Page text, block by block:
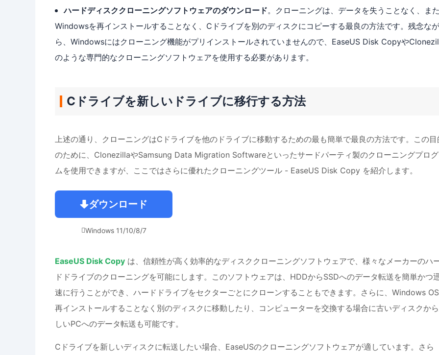
ハードディスククローニングソフトウェアのダウンロード。クローニングは、データを失うことなく、また
Windowsを再インストールすることなく、Cドライブを別のディスクにコピーする最良の方法です。残念なが
ら、Windowsにはクローニング機能がプリインストールされていませんので、EaseUS Disk Copyや
のような専門的なクローニングソフトウェアを使用する必要があります。
Cドライブを新しいドライブに移行する方法
上述の通り、クローニングはCドライブを他のドライブに移動するための最も簡単で最良の方法です。この目
のために、ClonezillaやSamsung Data Migration Softwareといったサードパーティ製のクローニングプログ
ムを使用できますが、ここではさらに優れたクローニングツール - EaseUS Disk Copy を紹介します。
ダウンロード
Windows 11/10/8/7
EaseUS Disk Copy は、信頼性が高く効率的なディスククローニングソフトウェアで、様々なメーカーのハ
ドドライブのクローニングを可能にします。このソフトウェアは、HDDからSSDへのデータ転送を簡単かつ
速に行うことができ、ハードドライブをセクターごとにクローンすることもできます。さらに、Windows
再インストールすることなく別のディスクに移動したり、コンピューターを交換する場合に古いディスクか
しいPCへのデータ転送も可能です。
Cドライブを新しいディスクに転送したい場合、EaseUSのクローニングソフトウェアが適しています。さら